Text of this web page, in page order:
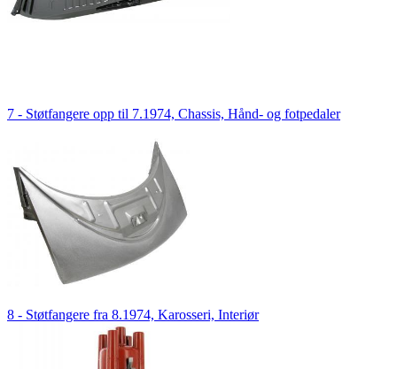
7 - Støtfangere opp til 7.1974, Chassis, Hånd- og fotpedaler
8 - Støtfangere fra 8.1974, Karosseri, Interiør